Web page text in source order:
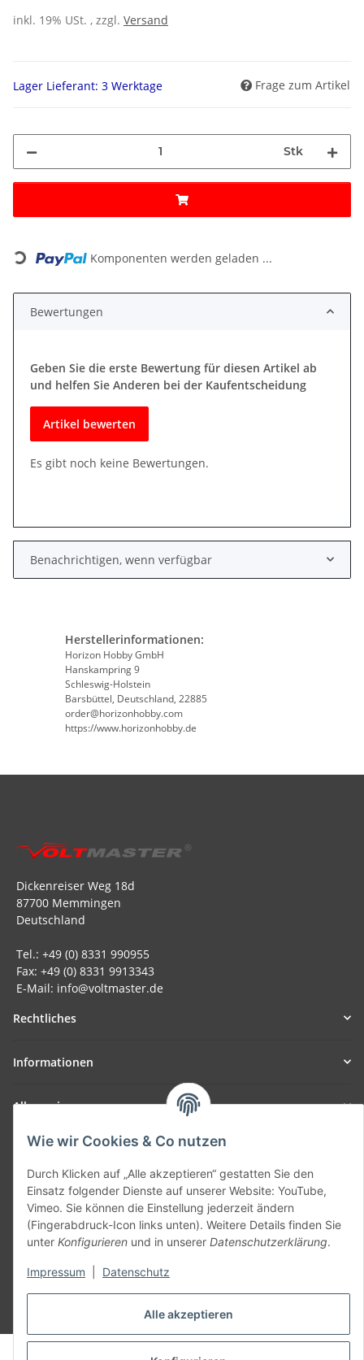
Alle akzeptieren
Wie wir Cookies & Co nutzen
Durch Klicken auf „Alle akzeptieren“ gestatten Sie den
Einsatz folgender Dienste auf unserer Website: YouTube,
Vimeo. Sie können die Einstellung jederzeit ändern
(Fingerabdruck-Icon links unten). Weitere Details finden Sie
unter Konfigurieren und in unserer Datenschutzerklärung.
Impressum Datenschutz
inkl. 19% USt. , zzgl. Versand
Lager Lieferant: 3 Werktage Frage zum Artikel
Stk
Loading... Komponenten werden geladen ...
Bewertungen
Geben Sie die erste Bewertung für diesen Artikel ab
und helfen Sie Anderen bei der Kaufentscheidung
Artikel bewerten
Es gibt noch keine Bewertungen.
Benachrichtigen, wenn verfügbar
Herstellerinformationen:
Horizon Hobby GmbH
Hanskampring 9
Schleswig-Holstein
Barsbüttel, Deutschland, 22885
order@horizonhobby.com
https://www.horizonhobby.de
Dickenreiser Weg 18d
87700 Memmingen
Deutschland
Tel.: +49 (0) 8331 990955
Fax: +49 (0) 8331 9913343
E-Mail: info@voltmaster.de
Rechtliches
Informationen
Allgemein
Teil unseres Netzwerks:
SmoliTec - Safety. Simplified. Worldwide. ( B2B Shop )
Vertrag widerrufen
* Alle Preise inkl. gesetzlicher USt., zzgl.Versand
© voltmaster.de